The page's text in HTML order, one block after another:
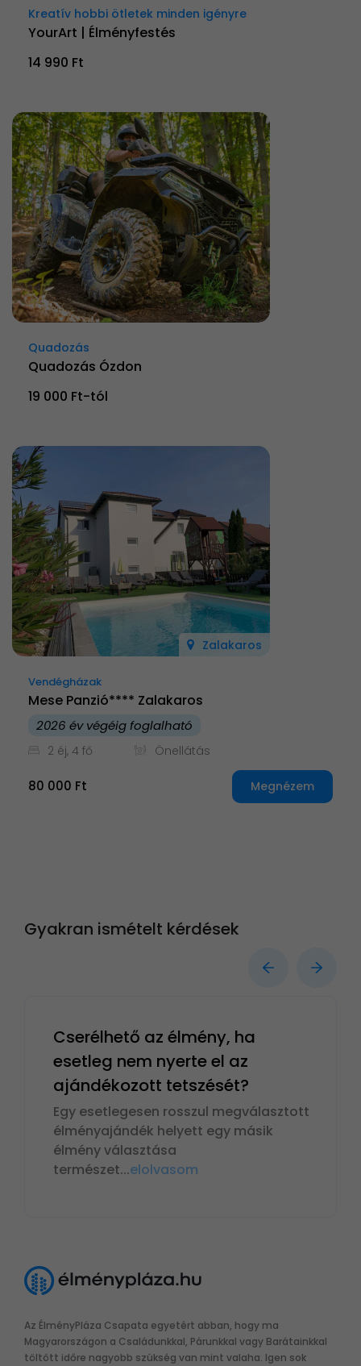
Kreatív hobbi ötletek minden igényre
YourArt | Élményfestés
14 990 Ft
Quadozás
Quadozás Ózdon
19 000 Ft-tól
Zalakaros
Vendégházak
Mese Panzió**** Zalakaros
2026 év végéig foglalható
2 éj, 4 fő Önellátás
80 000 Ft Megnézem
Gyakran ismételt kérdések
Cserélhető az élmény, ha
esetleg nem nyerte el az
ajándékozott tetszését?
Egy esetlegesen rosszul megválasztott
élményajándék helyett egy másik
élmény választása
természet...elolvasom
Az ÉlményPláza Csapata egyetért abban, hogy ma
Magyarországon a Családunkkal, Párunkkal vagy Barátainkkal
töltött időre nagyobb szükség van mint valaha. Igen sok